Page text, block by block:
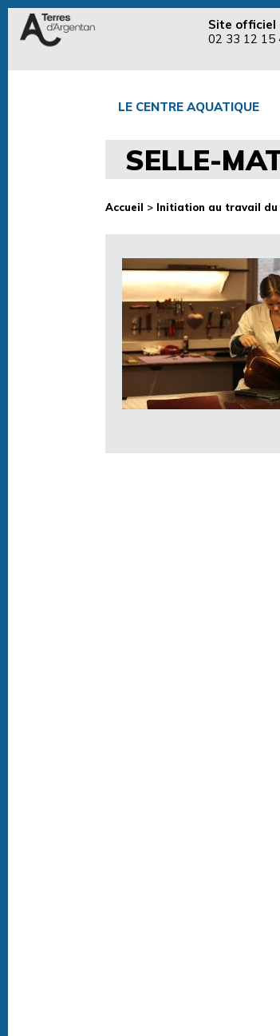
Site officiel
02 33 12 15
LE CENTRE AQUATIQUE
SELLE-
Accueil > Initiation au travail du